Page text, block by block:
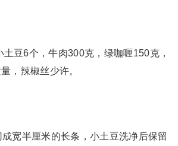
豆6个，牛肉300克，绿咖喱150克，
，辣椒丝少许。
宽半厘米的长条，小土豆洗净后保留